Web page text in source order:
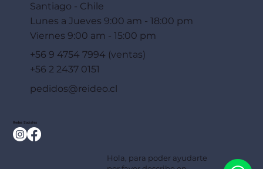
Santiago - Chile
Lunes a Jueves 9:00 am - 18:00 pm
Viernes 9:00 am - 15:00 pm
+56 9 4754 7994 (ventas)
+56 2 2437 0151
pedidos@reideo.cl
Redes Sociales
Hola, para poder ayudarte